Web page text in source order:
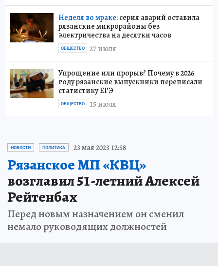
Неделя во мраке:серия аварий оставила
рязанские микрорайоны без
электричества на десятки часов
27 июля
ОБЩЕСТВО
Упрощение или прорыв? Почему в 2026
году рязанские выпускники переписали
статистику ЕГЭ
15 июля
ОБЩЕСТВО
НОВОСТИ ПОЛИТИКА 23 мая 2023 12:58
Рязанское МП «КВЦ»
возглавил 51-летний Алексей
Рейтенбах
Перед новым назначением он сменил
немало руководящих должностей